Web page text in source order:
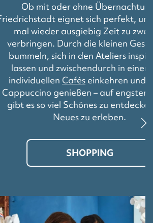
oder ohne Übernachtung:
eignet sich perfekt, um endlich
ausgiebig Zeit zu zweit zu
Durch die kleinen Geschäfte
sich in den Ateliers inspirieren
zwischendurch in einem der
Caféseinkehren und einen
genießen – auf engstem Raum
Schönes zu entdecken und
Neues zu erleben.
©